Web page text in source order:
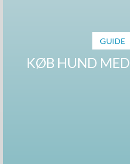
GUIDE
KØB HUND